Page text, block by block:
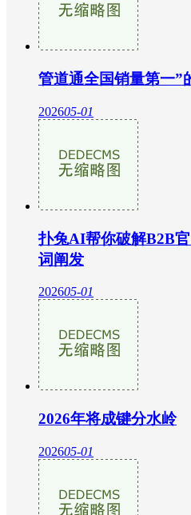
管道通全国销量第一”
202605-01
扑兔AI帮你破解B2B
词阐发
202605-01
2026年将成键分水岭
202605-01